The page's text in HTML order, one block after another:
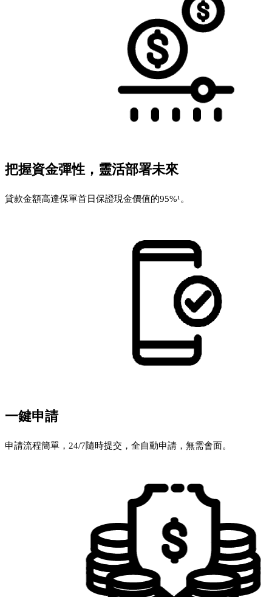
把握資金彈性，靈活部署未來
貸款金額高達保單首日保證現金價值的95%¹。
一鍵申請
申請流程簡單，24/7隨時提交，全自動申請，無需會面。